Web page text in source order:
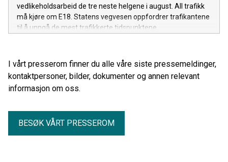
vedlikeholdsarbeid de tre neste helgene i august. All trafikk
må kjøre om E18. Statens vegvesen oppfordrer trafikantene
til å unngå de mest trafikkerte tidspunktene.
I vårt presserom finner du alle våre siste pressemeldinger,
kontaktpersoner, bilder, dokumenter og annen relevant
informasjon om oss.
BESØK VÅRT PRESSEROM